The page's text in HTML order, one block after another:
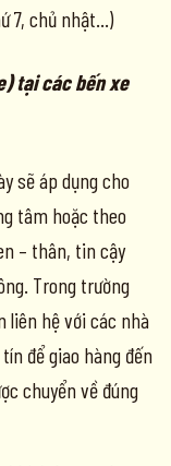
7, chủ nhật…)
tại các bến xe
sẽ áp dụng cho
tâm hoặc theo
– thân, tin cậy
Trong trường
liên hệ với các nhà
để giao hàng đến
chuyển về đúng